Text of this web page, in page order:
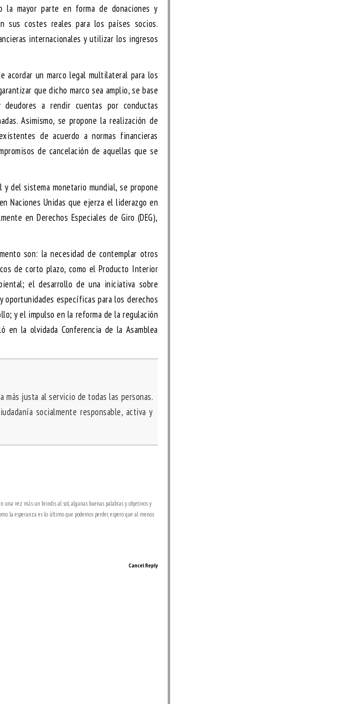
mayor parte en forma de donaciones y
sus costes reales para los países socios.
internacionales y utilizar los ingresos
acordar un marco legal multilateral para los
que dicho marco sea amplio, se base
a rendir cuentas por conductas
Asimismo, se propone la realización de
de acuerdo a normas financieras
de cancelación de aquellas que se
del sistema monetario mundial, se propone
Naciones Unidas que ejerza el liderazgo en
en Derechos Especiales de Giro (DEG),
son: la necesidad de contemplar otros
de corto plazo, como el Producto Interior
el desarrollo de una iniciativa sobre
oportunidades específicas para los derechos
y el impulso en la reforma de la regulación
la olvidada Conferencia de la Asamblea
más justa al servicio de todas las personas.
socialmente responsable, activa y
una vez más un brindis al sol, algunas buenas palabras y objetivos y
la esperanza es lo último que podemos perder, espero que al menos
Cancel Reply